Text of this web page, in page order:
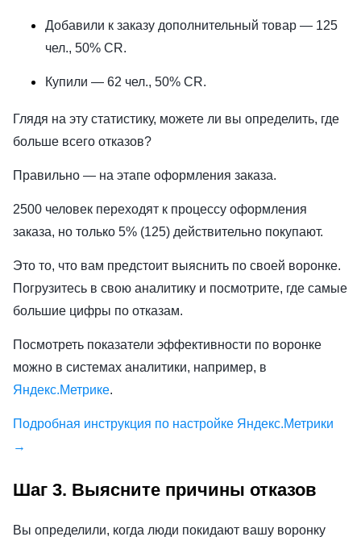
Добавили к заказу дополнительный товар — 125
чел., 50% CR.
Купили — 62 чел., 50% CR.
Глядя на эту статистику, можете ли вы определить, где
больше всего отказов?
Правильно — на этапе оформления заказа.
2500 человек переходят к процессу оформления
заказа, но только 5% (125) действительно покупают.
Это то, что вам предстоит выяснить по своей воронке.
Погрузитесь в свою аналитику и посмотрите, где самые
большие цифры по отказам.
Посмотреть показатели эффективности по воронке
можно в системах аналитики, например, в
Яндекс.Метрике.
Подробная инструкция по настройке Яндекс.Метрики
→
Шаг 3. Выясните причины отказов
Вы определили, когда люди покидают вашу воронку